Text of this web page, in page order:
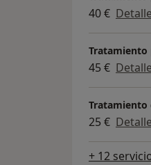
40 €
Tratamiento
45 €
Tratamiento
25 €
+ 12